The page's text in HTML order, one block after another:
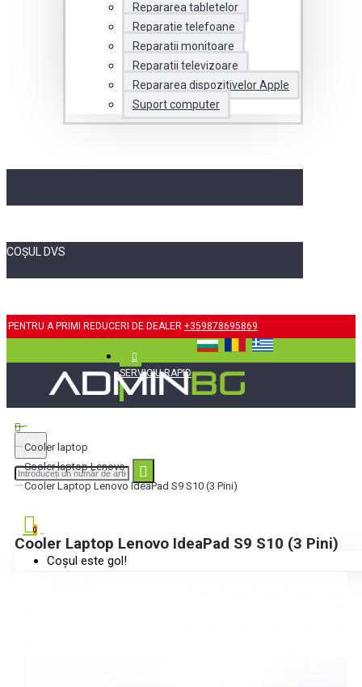
Repararea tabletelor
Reparatie telefoane
Reparatii monitoare
Reparatii televizoare
Repararea dispozitivelor Apple
Suport computer
COȘUL DVS
PENTRU A PRIMI REDUCERI DE DEALER +359878695869
SERVICIU RAPID
0
Coșul este gol!
Cooler laptop
Cooler laptop Lenovo
Cooler Laptop Lenovo IdeaPad S9 S10 (3 Pini)
Cooler Laptop Lenovo IdeaPad S9 S10 (3 Pini)